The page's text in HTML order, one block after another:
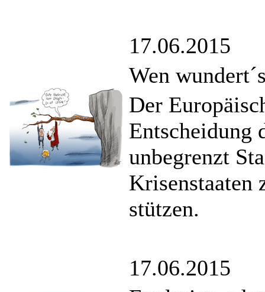
17.06.2015
Wen
Der
Entscheidung
unbegrenzt
Krisenstaaten
stützen.
17.06.2015